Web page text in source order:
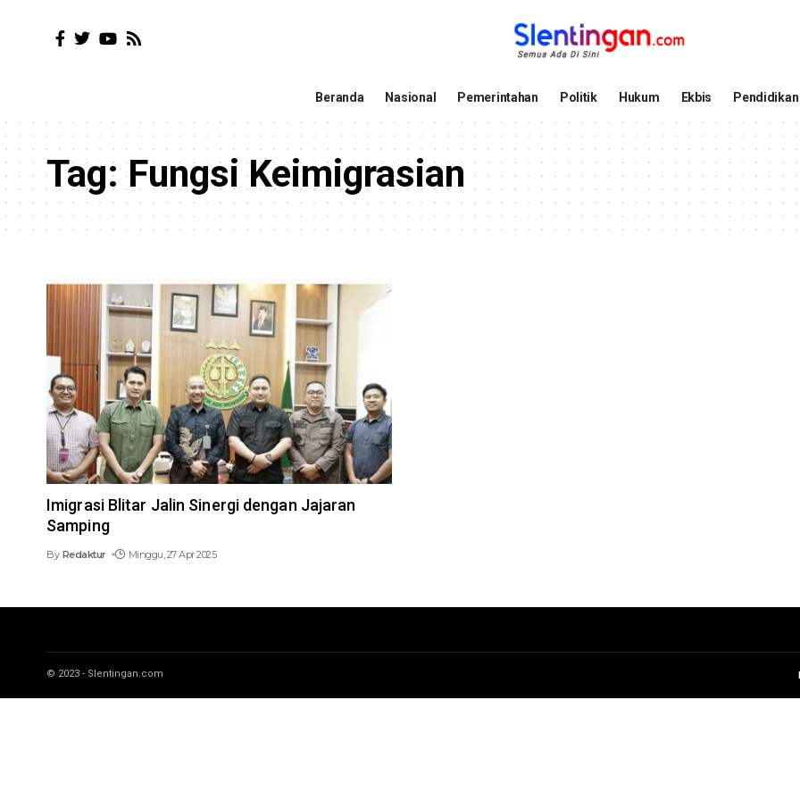
Beranda Nasional Pemerintahan Politik Hukum Ekbis Pendidikan
Tag:Fungsi Keimigrasian
Imigrasi Blitar Jalin Sinergi dengan Jajaran
Samping
By Redaktur Minggu, 27 Apr 2025
© 2023 - Slentingan.com